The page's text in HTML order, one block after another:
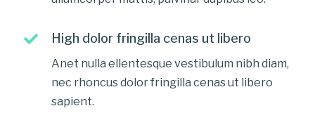
High dolor fringilla cenas ut libero
Anet nulla ellentesque vestibulum nibh diam,
nec rhoncus dolor fringilla cenas ut libero
sapient.